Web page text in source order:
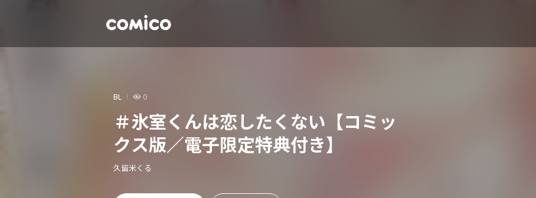
BL 0
＃氷室くんは恋したくない【コミッ
クス版／電子限定特典付き】
久留米くる